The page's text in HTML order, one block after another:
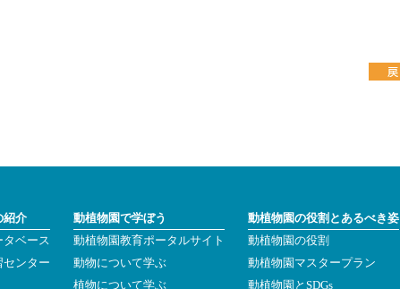
紹介
タベース
センター
動植物園で学ぼう
動植物園教育ポータルサイト
動物について学ぶ
植物について学ぶ
動植物園の役割とあるべき姿
動植物園の役割
動植物園マスタープラン
動植物園とSDGs